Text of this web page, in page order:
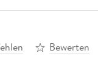
Bewerten